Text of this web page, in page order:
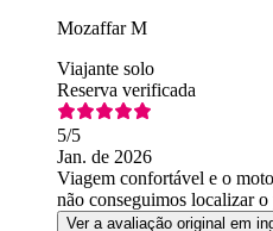
Mozaffar M
Viajante solo
Reserva verificada
5/5
Jan. de 2026
Viagem confortável e o
não conseguimos localizar
Ver a avaliação original em